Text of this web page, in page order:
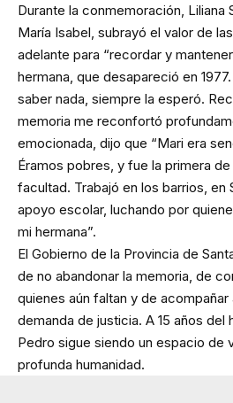
Durante la conmemoración, Liliana
María Isabel, subrayó el valor de
adelante para “recordar y
hermana, que desapareció en
saber nada, siempre la esperó.
memoria me reconfortó
emocionada, dijo que “Mari era
Éramos pobres, y fue la primera de
facultad. Trabajó en los barrios, en
apoyo escolar, luchando por
mi hermana”.
El Gobierno de la Provincia de
de no abandonar la memoria, de
quienes aún faltan y de acompañar
demanda de justicia. A 15 años del
Pedro sigue siendo un espacio de
profunda humanidad.